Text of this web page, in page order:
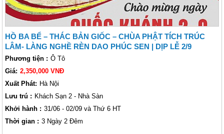
Tham quan Dinh thự vua Mèo Vương Chính Đức với kiến trúc độc
đáo và những câu chuyện đặc sắc liên quan.
Đặt chân đến Lũng Cú, bồi hồi, xúc động khi được chạm tay vào lá
cờ nơi địa đầu Tổ Quốc thân yêu.
Chinh phục Mã Pì Lèng - Nơi được mệnh danh là đệ nhất hùng
quan, một trong tứ đại đỉnh đèo, "vua đèo" Việt Nam nổi tiếng.
Về với phố cổ Đồng Văn cổ kính, xinh đẹp, tham gia chợ phiên
Đồng Văn mang đậm nét bản sắc văn hóa dân tộc vùng cao.
Du thuyền trên dòng xanh Nho Quế, khám phá Hẻm Tu Sản nổi
tiếng.
HỒ BA BỂ – THÁC BẢN GIỐC – CHÙA PHẬT TÍCH TRÚC
LÂM- LÀNG NGHỀ RÈN DAO PHÚC SEN | DỊP LỄ 2/9
Phương tiện : Ô Tô
Giá: 2,350,000 VNĐ
Xuất Phát: Hà Nội
Lưu trú : Khách Sạn 2 - Nhà Sàn
Khởi hành : 31/06 - 02/09 và Thứ 6 HT
Thời gian : 3 Ngày 2 Đêm